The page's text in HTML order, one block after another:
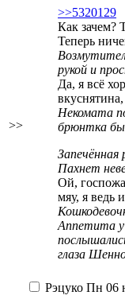
>>
>>5320129
Как зачем?
Теперь
рукой и
Да, я всё
вкуснятина,
Некомата
брюнтка
Запечённая
Пахнет
Ой,
мяу, я ведь
Аппетита у
глаза
Рэцуко Пн 06